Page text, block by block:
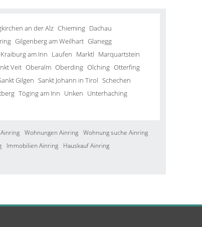
an der Alz Chieming Dachau
Gilgenberg am Weilhart Glanegg
Kraiburg am Inn Laufen Marktl Marquartstein
Veit Oberalm Oberding Olching Otterfing
Gilgen Sankt Johann in Tirol Schechen
Töging am Inn Unken Unterhaching
Wohnungen Ainring Wohnung suche Ainring
Immobilien Ainring
Hauskauf Ainring